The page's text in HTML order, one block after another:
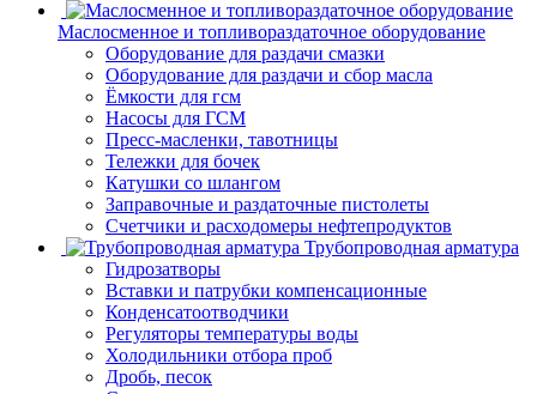
Маслосменное и топливораздаточное оборудование
Оборудование для раздачи смазки
Оборудование для раздачи и сбор масла
Ёмкости для гсм
Насосы для ГСМ
Пресс-масленки, тавотницы
Тележки для бочек
Катушки со шлангом
Заправочные и раздаточные пистолеты
Счетчики и расходомеры нефтепродуктов
Трубопроводная арматура
Гидрозатворы
Вставки и патрубки компенсационные
Конденсатоотводчики
Регуляторы температуры воды
Холодильники отбора проб
Дробь, песок